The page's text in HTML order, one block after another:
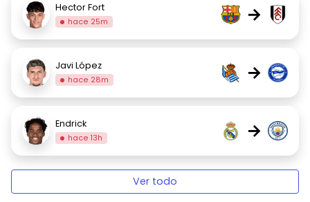
Hector Fort
hace 25m →
Javi López
hace 28m →
Endrick
hace 13h →
Ver todo